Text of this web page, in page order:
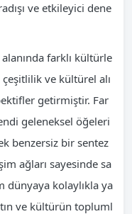
ve etkileyici dene
farklı kültürle
ve kültürel alı
getirmiştir. Far
geleneksel öğeleri
benzersiz bir sentez
ağları sayesinde sa
dünyaya kolaylıkla ya
ve kültürün topluml